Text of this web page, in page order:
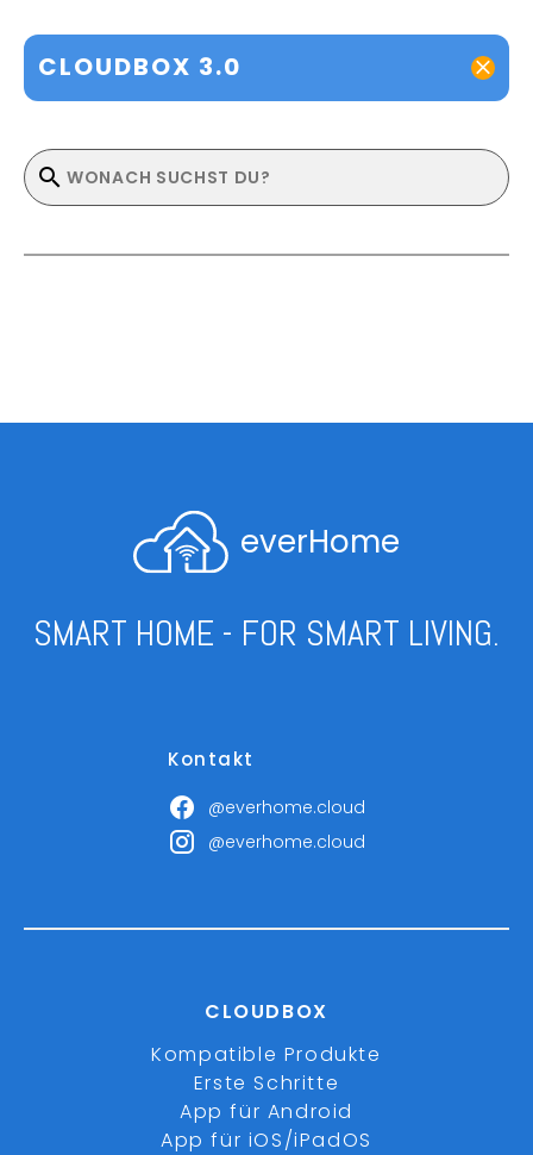
CLOUDBOX 3.0
everHome
SMART HOME - FOR SMART LIVING.
Kontakt
@everhome.cloud
@everhome.cloud
CLOUDBOX
Kompatible Produkte
Erste Schritte
App für Android
App für iOS/iPadOS